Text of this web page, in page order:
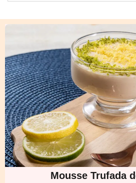
Mousse Trufada